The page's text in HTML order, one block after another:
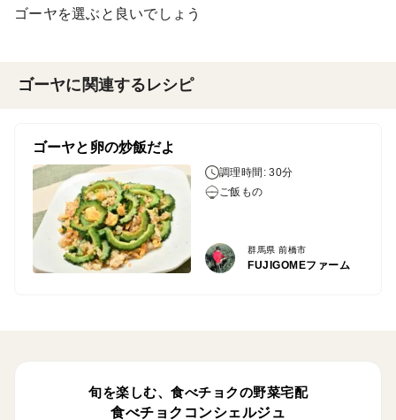
ゴーヤを選ぶと良いでしょう
ゴーヤに関連するレシピ
ゴーヤと卵の炒飯だよ
調理時間: 30分
ご飯もの
群馬県 前橋市
FUJIGOMEファーム
旬を楽しむ、食べチョクの野菜宅配
食べチョクコンシェルジュ